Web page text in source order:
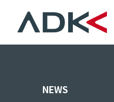
NEWS